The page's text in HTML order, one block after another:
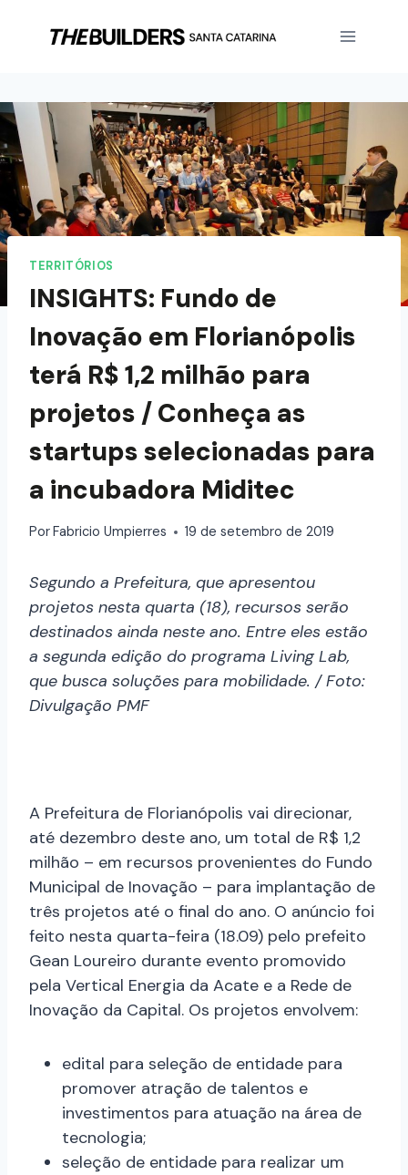
TERRITÓRIOS
INSIGHTS: Fundo de
Inovação em Florianópolis
terá R$ 1,2 milhão para
projetos / Conheça as
startups selecionadas para
a incubadora Miditec
PorFabricio Umpierres 19 de setembro de 2019
Segundo a Prefeitura, que apresentou
projetos nesta quarta (18), recursos serão
destinados ainda neste ano. Entre eles estão
a segunda edição do programa Living Lab,
que busca soluções para mobilidade. / Foto:
Divulgação PMF
A Prefeitura de Florianópolis vai direcionar,
até dezembro deste ano, um total de R$ 1,2
milhão – em recursos provenientes do Fundo
Municipal de Inovação – para implantação de
três projetos até o final do ano. O anúncio foi
feito nesta quarta-feira (18.09) pelo prefeito
Gean Loureiro durante evento promovido
pela Vertical Energia da Acate e a Rede de
Inovação da Capital. Os projetos envolvem:
edital para seleção de entidade para
promover atração de talentos e
investimentos para atuação na área de
tecnologia;
seleção de entidade para realizar um